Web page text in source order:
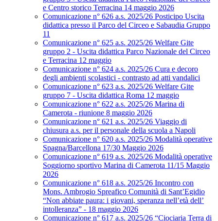
e Centro storico Terracina 14 maggio 2026
Comunicazione n° 626 a.s. 2025/26 Posticipo Uscita
didattica presso il Parco del Circeo e Sabaudia Gruppo
11
Comunicazione n° 625 a.s. 2025/26 Welfare Gite
gruppo 2 - Uscita didattica Parco Nazionale del Circeo
e Terracina 12 maggio
Comunicazione n° 624 a.s. 2025/26 Cura e decoro
degli ambienti scolastici - contrasto ad atti vandalici
Comunicazione n° 623 a.s. 2025/26 Welfare Gite
gruppo 7 - Uscita didattica Roma 12 maggio
Comunicazione n° 622 a.s. 2025/26 Marina di
Camerota - riunione 8 maggio 2026
Comunicazione n° 621 a.s. 2025/26 Viaggio di
chiusura a.s. per il personale della scuola a Napoli
Comunicazione n° 620 a.s. 2025/26 Modalità operative
Spagna/Barcellona 17/30 Maggio 2026
Comunicazione n° 619 a.s. 2025/26 Modalità operative
Soggiorno sportivo Marina di Camerota 11/15 Maggio
2026
Comunicazione n° 618 a.s. 2025/26 Incontro con
Mons. Ambrogio Spreafico Comunità di Sant’Egidio
“Non abbiate paura: i giovani, speranza nell’età dell’
intolleranza” - 18 maggio 2026
Comunicazione n° 617 a.s. 2025/26 “Ciociaria Terra di